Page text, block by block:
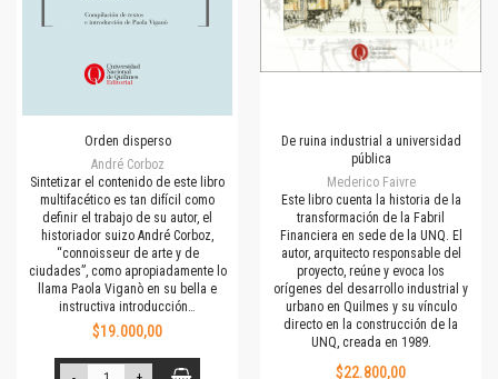
Orden disperso
André Corboz
Sintetizar el contenido de este libro
multifacético es tan difícil como
definir el trabajo de su autor, el
historiador suizo André Corboz,
“connoisseur de arte y de
ciudades”, como apropiadamente lo
llama Paola Viganò en su bella e
instructiva introducción…
$19.000,00
De ruina industrial a universidad
pública
Mederico Faivre
Este libro cuenta la historia de la
transformación de la Fabril
Financiera en sede de la UNQ. El
autor, arquitecto responsable del
proyecto, reúne y evoca los
orígenes del desarrollo industrial y
urbano en Quilmes y su vínculo
directo en la construcción de la
UNQ, creada en 1989.
$22.800,00